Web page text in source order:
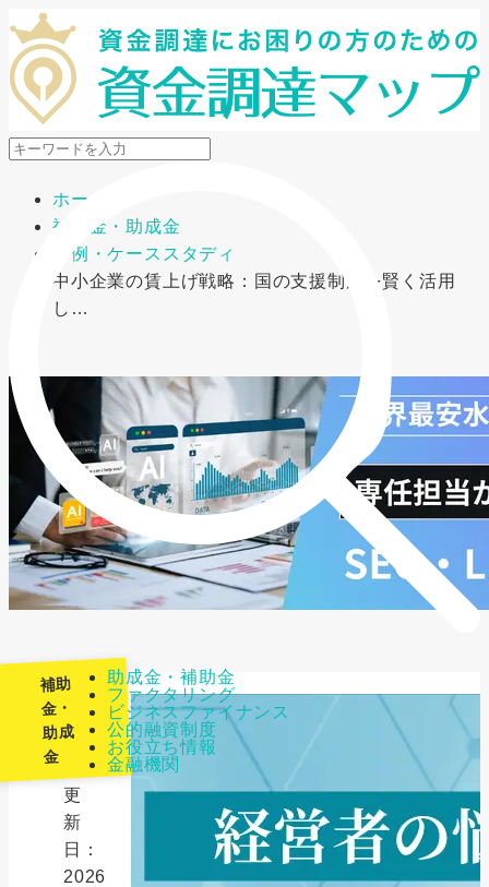
メニューを開閉
助成金・補助金
ファクタリング
ビジネスファイナンス
公的融資制度
お役立ち情報
金融機関
ホーム
補助金・助成金
事例・ケーススタディ
中小企業の賃上げ戦略：国の支援制度を賢く活用
し…
補助
金・
助成
金
最
更
新
日：
2026